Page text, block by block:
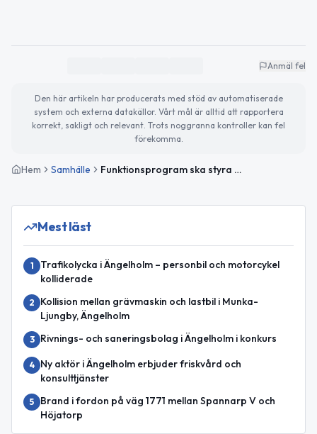
Anmäl fel
Den här artikeln har producerats med stöd av automatiserade
system och externa datakällor. Vårt mål är alltid att rapportera
korrekt, sakligt och relevant. Trots noggranna kontroller kan fel
förekomma.
Hem Samhälle Funktionsprogram ska styra vuxenutbildningens lokaler i Ängelholm
Mest läst
1
Trafikolycka i Ängelholm – personbil och motorcykel
kolliderade
2
Kollision mellan grävmaskin och lastbil i Munka-
Ljungby, Ängelholm
3 Rivnings- och saneringsbolag i Ängelholm i konkurs
4
Ny aktör i Ängelholm erbjuder friskvård och
konsulttjänster
5
Brand i fordon på väg 1771 mellan Spannarp V och
Höjatorp